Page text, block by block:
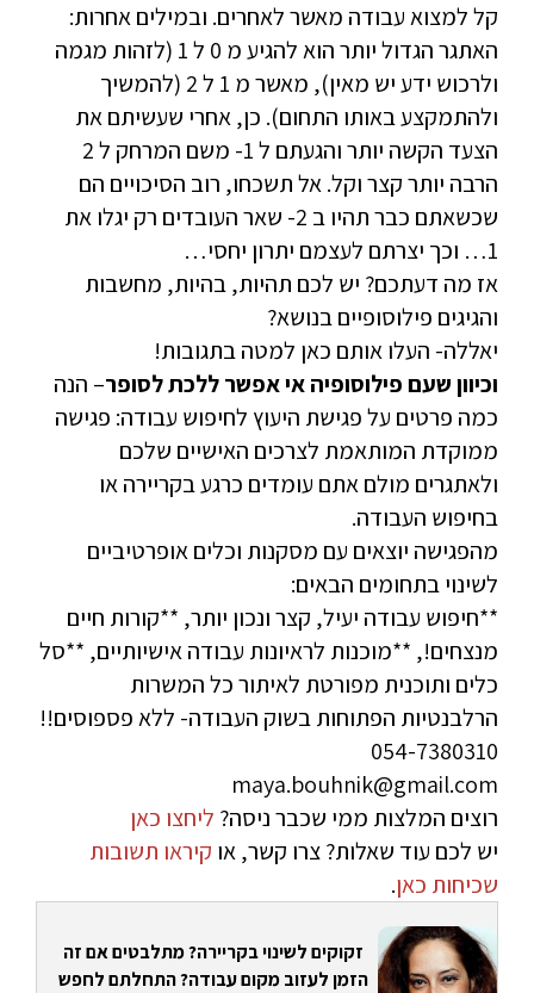
קל למצוא עבודה מאשר לאחרים. ובמילים אחרות:
האתגר הגדול יותר הוא להגיע מ 0 ל 1 (לזהות מגמה
ולרכוש ידע יש מאין), מאשר מ 1 ל 2 (להמשיך
ולהתמקצע באותו התחום). כן, אחרי שעשיתם את
הצעד הקשה יותר והגעתם ל 1- משם המרחק ל 2
הרבה יותר קצר וקל. אל תשכחו, רוב הסיכויים הם
שכשאתם כבר תהיו ב 2- שאר העובדים רק יגלו את
1… וכך יצרתם לעצמם יתרון יחסי…
אז מה דעתכם? יש לכם תהיות, בהיות, מחשבות
והגיגים פילוסופיים בנושא?
יאללה- העלו אותם כאן למטה בתגובות!
וכיוון שעם פילוסופיה אי אפשר ללכת לסופר– הנה
כמה פרטים על פגישת היעוץ לחיפוש עבודה: פגישה
ממוקדת המותאמת לצרכים האישיים שלכם
ולאתגרים מולם אתם עומדים כרגע בקריירה או
בחיפוש העבודה.
מהפגישה יוצאים עם מסקנות וכלים אופרטיביים
לשינוי בתחומים הבאים:
**חיפוש עבודה יעיל, קצר ונכון יותר, **קורות חיים
מנצחים!, **מוכנות לראיונות עבודה אישיותיים, **סל
כלים ותוכנית מפורטת לאיתור כל המשרות
הרלבנטיות הפתוחות בשוק העבודה- ללא פספוסים!!
054-7380310
maya.bouhnik@gmail.com
רוצים המלצות ממי שכבר ניסה? ליחצו כאן
יש לכם עוד שאלות? צרו קשר, או קיראו תשובות
שכיחות כאן.
זקוקים לשינוי בקריירה? מתלבטים אם זה
הזמן לעזוב מקום עבודה? התחלתם לחפש